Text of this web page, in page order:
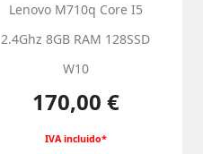
Lenovo M710q Core I5
2.4Ghz 8GB RAM 128SSD
W10
Preço
170,00 €
IVA incluido*